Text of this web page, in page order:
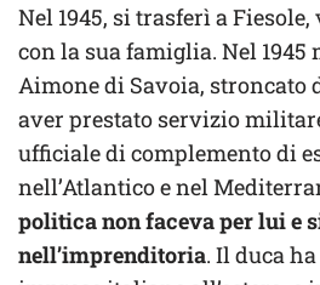
Nel 1945, si trasferì a
con la sua famiglia. Nel
Aimone di Savoia, stroncato
aver prestato servizio
ufficiale di complemento di
nell’Atlantico e nel
politica non faceva per lui e
nell’imprenditoria. Il duca